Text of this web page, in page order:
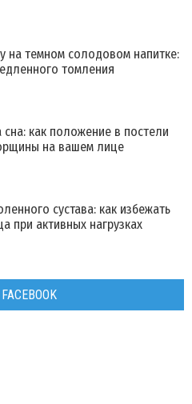
на темном солодовом напитке:
томления
сна: как положение в постели
на вашем лице
сустава: как избежать
при активных нагрузках